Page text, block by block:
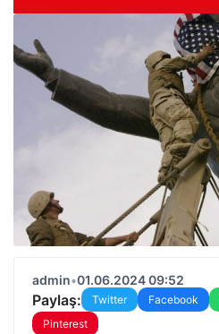
admin•01.06.2024 09:52
Paylaş: Twitter Facebook
Pinterest